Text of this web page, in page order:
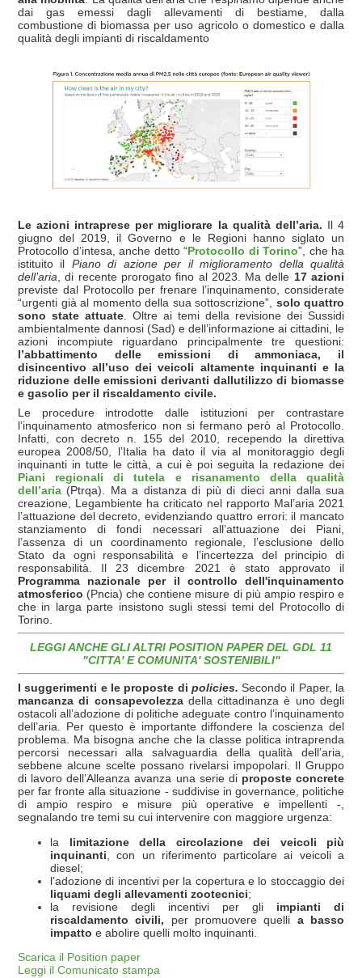
dai gas emessi dagli allevamenti di bestiame, dalla
combustione di biomassa per uso agricolo o domestico e dalla
qualità degli impianti di riscaldamento
Le azioni intraprese per migliorare la qualità dell’aria. Il 4
giugno del 2019, il Governo e le Regioni hanno siglato un
Protocollo d’intesa, anche detto “Protocollo di Torino”, che ha
istituito il Piano di azione per il miglioramento della qualità
dell’aria, di recente prorogato fino al 2023. Ma delle 17 azioni
previste dal Protocollo per frenare l’inquinamento, considerate
“urgenti già al momento della sua sottoscrizione”, solo quattro
sono state attuate. Oltre ai temi della revisione dei Sussidi
ambientalmente dannosi (Sad) e dell’informazione ai cittadini, le
azioni incompiute riguardano principalmente tre questioni:
l’abbattimento delle emissioni di ammoniaca, il
disincentivo all’uso dei veicoli altamente inquinanti e la
riduzione delle emissioni derivanti dallutilizzo di biomasse
e gasolio per il riscaldamento civile.
Le procedure introdotte dalle istituzioni per contrastare
l’inquinamento atmosferico non si fermano però al Protocollo.
Infatti, con decreto n. 155 del 2010, recependo la direttiva
europea 2008/50, l’Italia ha dato il via al monitoraggio degli
inquinanti in tutte le città, a cui è poi seguita la redazione dei
Piani regionali di tutela e risanamento della qualità
dell’aria (Ptrqa). Ma a distanza di più di dieci anni dalla sua
creazione, Legambiente ha criticato nel rapporto Mal’aria 2021
l’attuazione del decreto, evidenziando quattro errori: il mancato
stanziamento di fondi necessari all’attuazione dei Piani,
l’assenza di un coordinamento regionale, l’esclusione dello
Stato da ogni responsabilità e l’incertezza del principio di
responsabilità. Il 23 dicembre 2021 è stato approvato il
Programma nazionale per il controllo dell'inquinamento
atmosferico (Pncia) che contiene misure di più ampio respiro e
che in larga parte insistono sugli stessi temi del Protocollo di
Torino.
LEGGI ANCHE GLI ALTRI POSITION PAPER DEL GDL 11
"CITTA' E COMUNITA' SOSTENIBILI"
I suggerimenti e le proposte di policies.Secondo il Paper, la
mancanza di consapevolezzadella cittadinanza è uno degli
ostacoli all’adozione di politiche adeguate contro l’inquinamento
dell’aria. Per questo è importante diffondere la coscienza del
problema. Ma bisogna anche che la classe politica intraprenda
percorsi necessari alla salvaguardia della qualità dell’aria,
sebbene alcune scelte possano rivelarsi impopolari. Il Gruppo
di lavoro dell’Alleanza avanza una serie di proposte concrete
per far fronte alla situazione - suddivise in governance, politiche
di ampio respiro e misure più operative e impellenti -,
segnalando tre temi su cui intervenire con maggiore urgenza:
la limitazione della circolazione dei veicoli più
inquinanti , con un riferimento particolare ai veicoli a
diesel;
l’adozione di incentivi per la copertura e lo stoccaggio dei
liquami degli allevamenti zootecnici;
la revisione degli incentivi per gli impianti di
riscaldamento civili, per promuovere quelli a basso
impatto e abolire quelli molto inquinanti.
Scarica il Position paper
Leggi il Comunicato stampa